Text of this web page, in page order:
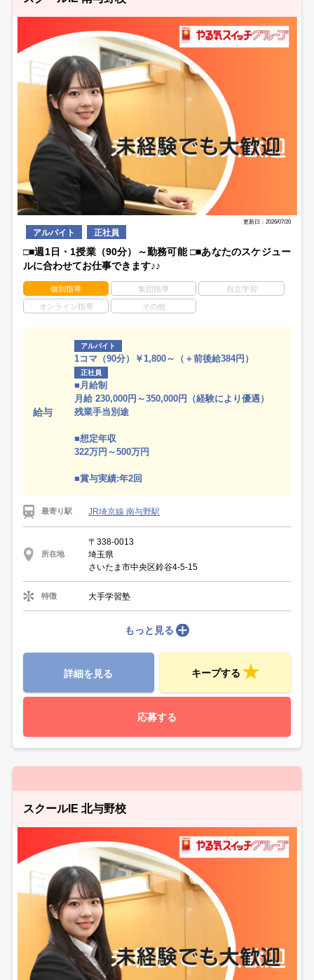
更新日：2026/07/20
アルバイト 正社員
□■週1日・1授業（90分）～勤務可能 □■あなたのスケジュー
ルに合わせてお仕事できます♪♪
個別指導 集団指導 自立学習
オンライン指導 その他
給与
アルバイト
1コマ（90分）￥1,800～（＋前後給384円）
正社員
■月給制
月給 230,000円～350,000円（経験により優遇）
残業手当別途
■想定年収
322万円～500万円
■賞与実績:年2回
最寄り駅 JR埼京線 南与野駅
所在地
〒338-0013
埼玉県
さいたま市中央区鈴谷4-5-15
特徴 大手学習塾
もっと見る
詳細を見る キープする
応募する
スクールIE 北与野校